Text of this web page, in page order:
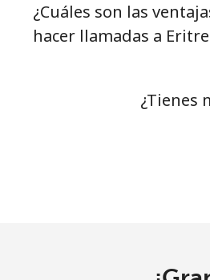
Celular
¿Cuáles son las
hacer llamadas a
¿Tienes